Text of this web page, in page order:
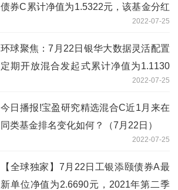
债券C累计净值为1.5322元，该基金分红
2022-07-25
环球聚焦：7月22日银华大数据灵活配置
定期开放混合发起式累计净值为1.1130
2022-07-25
今日播报!宝盈研究精选混合C近1月来在
同类基金排名变化如何？（7月22日）
2022-07-25
【全球独家】7月22日工银添颐债券A最
新单位净值为2.6690元，2021年第二季